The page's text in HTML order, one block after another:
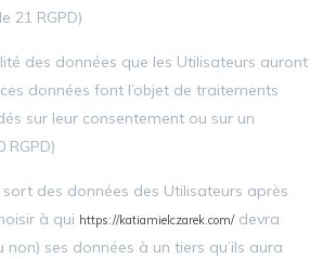
21 RGPD)
des données que les Utilisateurs auront
données font l’objet de traitements
sur leur consentement ou sur un
des données des Utilisateurs après
à qui https://katiamielczarek.com/devra
ses données à un tiers qu’ils aura